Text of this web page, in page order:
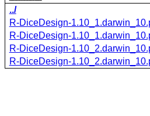
../
R-DiceDesign-
R-DiceDesign-
R-DiceDesign-
R-DiceDesign-